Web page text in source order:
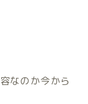
なのか今から